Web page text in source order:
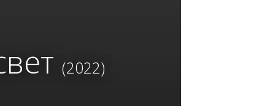
(2022)